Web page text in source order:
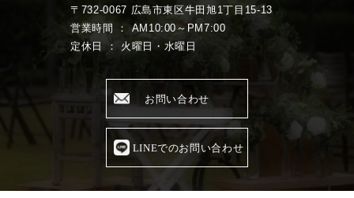
〒732-0067 広島市東区牛田旭1丁目15-13
営業時間 ： AM10:00～PM7:00
定休日 ： 火曜日・水曜日
お問い合わせ
LINEでのお問い合わせ